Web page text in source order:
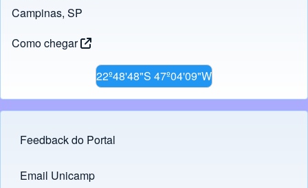
Campinas, SP
Como chegar
22º48'48"S 47º04'09"W
Footer menu
Feedback do Portal
Links
Email Unicamp
(opens in new tab)